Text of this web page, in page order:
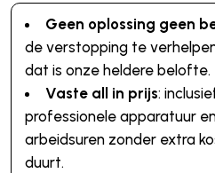
Geen oplossing geen
de verstopping te
dat is onze heldere belofte.
Vaste all in prijs:
professionele apparatuur
arbeidsuren zonder extra
duurt.